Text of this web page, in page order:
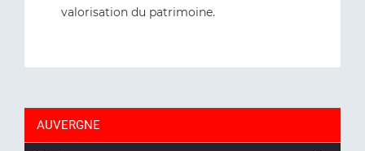
valorisation du patrimoine.
AUVERGNE